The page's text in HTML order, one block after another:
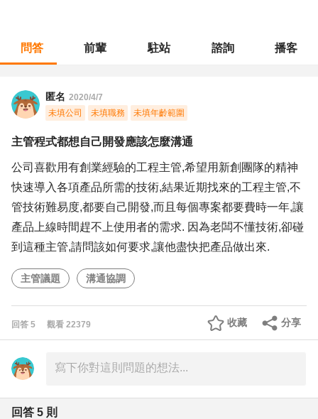
問答 前輩 駐站 諮詢 播客
匿名 2020/4/7
未填公司
未填職務 未填年齡範圍
主管程式都想自己開發應該怎麼溝通
公司喜歡用有創業經驗的工程主管,希望用新創團隊的精神
快速導入各項產品所需的技術,結果近期找來的工程主管,不
管技術難易度,都要自己開發,而且每個專案都要費時一年,讓
產品上線時間趕不上使用者的需求. 因為老闆不懂技術,卻碰
到這種主管,請問該如何要求,讓他盡快把產品做出來.
主管議題 溝通協調
回答 5 觀看 22379 分享
收藏
回答 5 則